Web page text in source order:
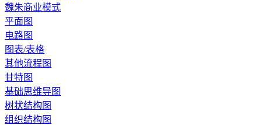
魏朱商业模式
平面图
电路图
图表/表格
其他流程图
甘特图
基础思维导图
树状结构图
组织结构图